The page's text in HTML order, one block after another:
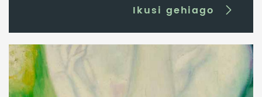
Ikusi gehiago